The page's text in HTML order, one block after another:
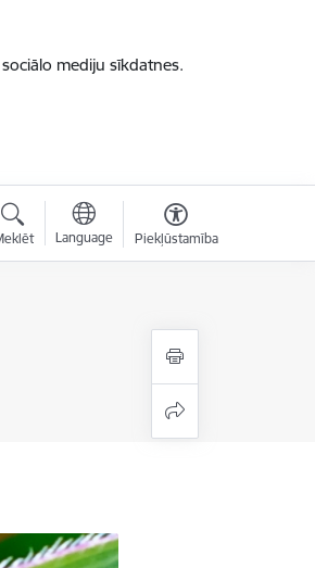
mediju sīkdatnes.
Language Piekļūstamība